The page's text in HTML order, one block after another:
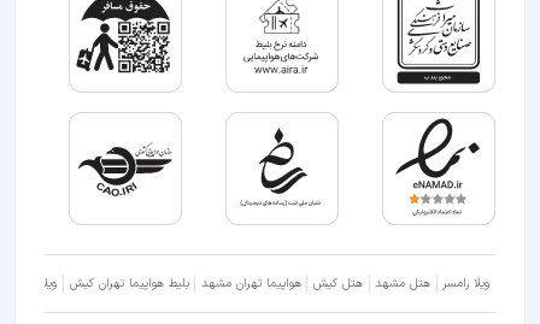
ویلا رامسر هتل مشهد هتل کیش هواپیما تهران مشهد بلیط هواپیما تهران کیش ویلا شمال